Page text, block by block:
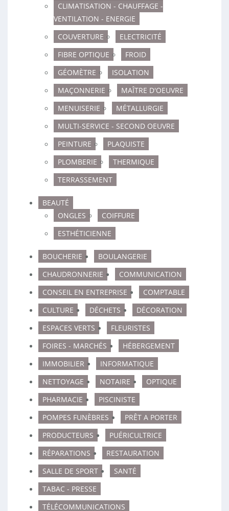
CLIMATISATION - CHAUFFAGE -
VENTILATION - ENERGIE
COUVERTURE
ELECTRICITÉ
FIBRE OPTIQUE
FROID
GÉOMÈTRE
ISOLATION
MAÇONNERIE
MAÎTRE D'OEUVRE
MENUISERIE
MÉTALLURGIE
MULTI-SERVICE - SECOND OEUVRE
PEINTURE
PLAQUISTE
PLOMBERIE
THERMIQUE
TERRASSEMENT
BEAUTÉ
ONGLES
COIFFURE
ESTHÉTICIENNE
BOUCHERIE
BOULANGERIE
CHAUDRONNERIE
COMMUNICATION
CONSEIL EN ENTREPRISE
COMPTABLE
CULTURE
DÉCHETS
DÉCORATION
ESPACES VERTS
FLEURISTES
FOIRES - MARCHÉS
HÉBERGEMENT
IMMOBILIER
INFORMATIQUE
NETTOYAGE
NOTAIRE
OPTIQUE
PHARMACIE
PISCINISTE
POMPES FUNÈBRES
PRÊT A PORTER
PRODUCTEURS
PUÉRICULTRICE
RÉPARATIONS
RESTAURATION
SALLE DE SPORT
SANTÉ
TABAC - PRESSE
TÉLÉCOMMUNICATIONS